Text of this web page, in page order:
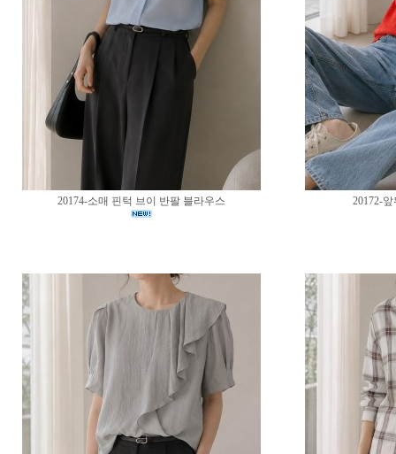
20174-소매 핀턱 브이 반팔 블라우스 20172-